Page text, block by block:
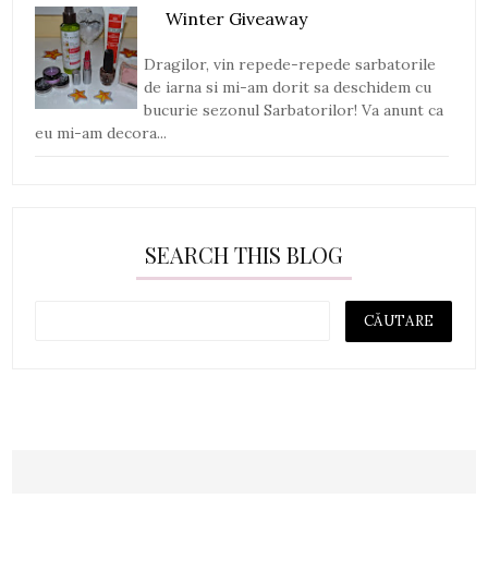
Winter Giveaway
Dragilor, vin repede-repede sarbatorile
de iarna si mi-am dorit sa deschidem cu
bucurie sezonul Sarbatorilor! Va anunt ca
eu mi-am decora...
SEARCH THIS BLOG